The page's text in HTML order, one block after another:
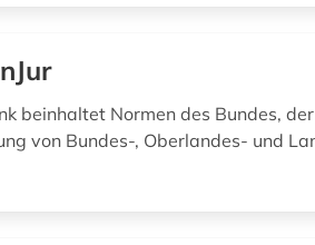
beinhaltet Normen des Bundes,
von Bundes-, Oberlandes- und